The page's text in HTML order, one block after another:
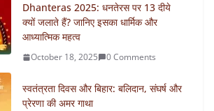
Dhanteras 2025: धनतेरस पर 13 दीये
क्यों जलाते हैं? जानिए इसका धार्मिक और
आध्यात्मिक महत्व
October 18, 2025 0 Comments
स्वतंत्रता दिवस और बिहार: बलिदान, संघर्ष और
प्रेरणा की अमर गाथा